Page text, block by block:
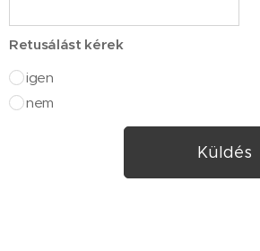
Retusálást kérek
igen
nem
Küldés